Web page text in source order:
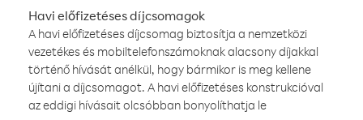
Havi előfizetéses díjcsomagok
A havi előfizetéses díjcsomag biztosítja a nemzetközi
vezetékes és mobiltelefonszámoknak alacsony díjakkal
történő hívását anélkül, hogy bármikor is meg kellene
újítani a díjcsomagot. A havi előfizetéses konstrukcióval
az eddigi hívásait olcsóbban bonyolíthatja le